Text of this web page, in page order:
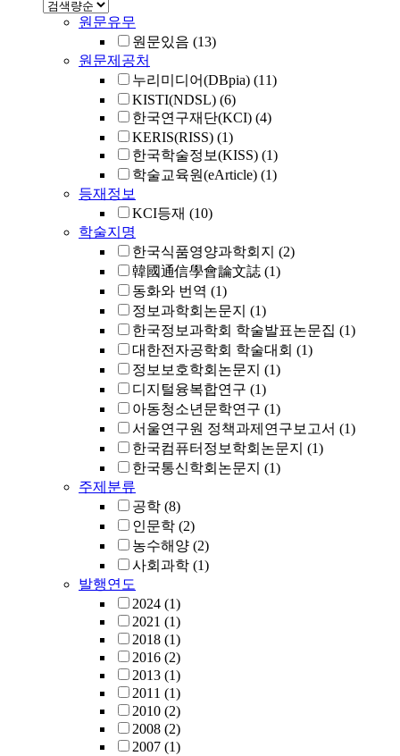
원문유무
원문있음 (13)
원문제공처
누리미디어(DBpia) (11)
KISTI(NDSL) (6)
한국연구재단(KCI) (4)
KERIS(RISS) (1)
한국학술정보(KISS) (1)
학술교육원(eArticle) (1)
등재정보
KCI등재 (10)
학술지명
한국식품영양과학회지 (2)
韓國通信學會論文誌 (1)
동화와 번역 (1)
정보과학회논문지 (1)
한국정보과학회 학술발표논문집 (1)
대한전자공학회 학술대회 (1)
정보보호학회논문지 (1)
디지털융복합연구 (1)
아동청소년문학연구 (1)
서울연구원 정책과제연구보고서 (1)
한국컴퓨터정보학회논문지 (1)
한국통신학회논문지 (1)
주제분류
공학 (8)
인문학 (2)
농수해양 (2)
사회과학 (1)
발행연도
2024 (1)
2021 (1)
2018 (1)
2016 (2)
2013 (1)
2011 (1)
2010 (2)
2008 (2)
2007 (1)